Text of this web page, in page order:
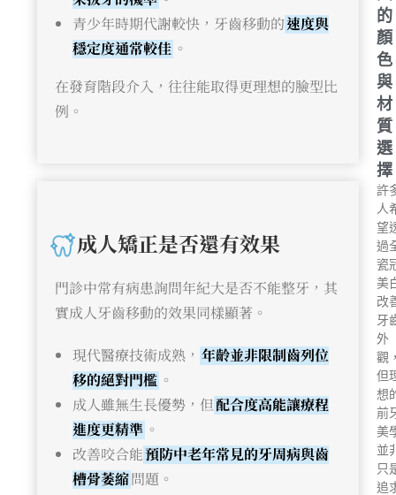
青少年時期代謝較快，牙齒移動的速度與
穩定度通常較佳 。
在發育階段介入，往往能取得更理想的臉型比
例。
成人矯正是否還有效果
門診中常有病患詢問年紀大是否不能整牙，其
實成人牙齒移動的效果同樣顯著。
現代醫療技術成熟， 年齡並非限制齒列位
移的絕對門檻 。
成人雖無生長優勢，但配合度高能讓療程
進度更精準 。
改善咬合能預防中老年常見的牙周病與齒
槽骨萎縮問題。
的
顏
色
與
材
質
選
擇
許
人
望
過
瓷
美
改
牙
外
觀
但
想
前
美
並
只
追